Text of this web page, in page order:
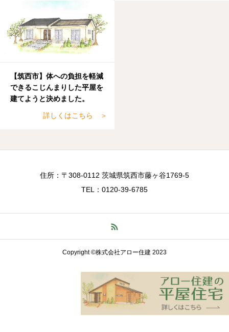
【筑西市】体への負担を軽減
できるこじんまりした平屋を
建てようと決めました。
詳しくはこちら ＞
住所：〒308-0112 茨城県筑西市藤ヶ谷1769-5
TEL：0120-39-6785
Copyright ©株式会社アロー住建 2023